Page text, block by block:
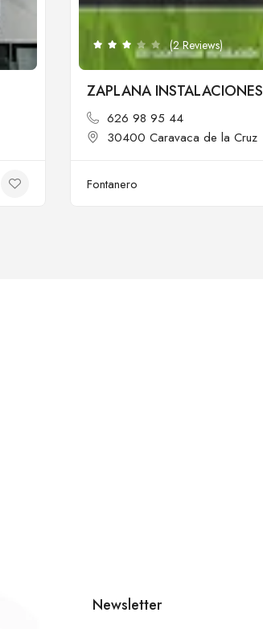
(2 Reviews)
ZAPLANA INSTALACIONES
626 98 95 44
30400 Caravaca de la Cruz
Fontanero
Newsletter